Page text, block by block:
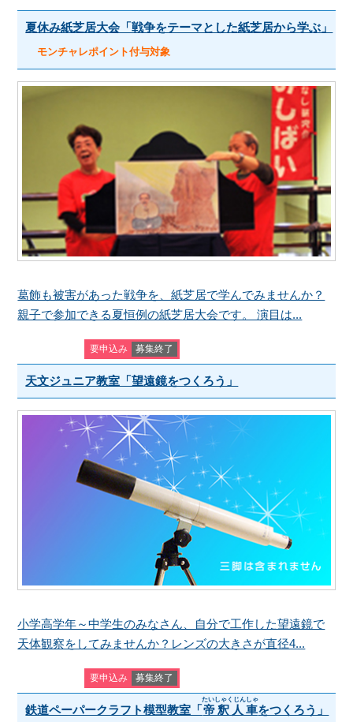
夏休み紙芝居大会「戦争をテーマとした紙芝居から学ぶ」
モンチャレポイント付与対象
葛飾も被害があった戦争を、紙芝居で学んでみませんか？
親子で参加できる夏恒例の紙芝居大会です。 演目は...
天文ジュニア教室「望遠鏡をつくろう」
要申込み 募集終了
小学高学年～中学生のみなさん、自分で工作した望遠鏡で
天体観察をしてみませんか？レンズの大きさが直径4...
鉄道ペーパークラフト模型教室「帝釈人車
たいしゃくじんしゃ
をつくろう」
要申込み 募集終了